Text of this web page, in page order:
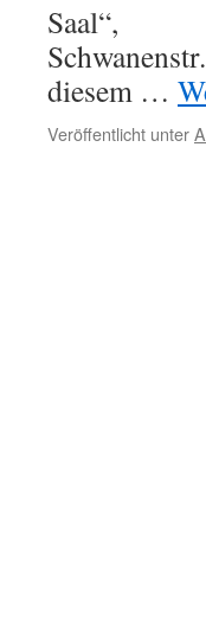
diesem …
Veröffentlicht unter